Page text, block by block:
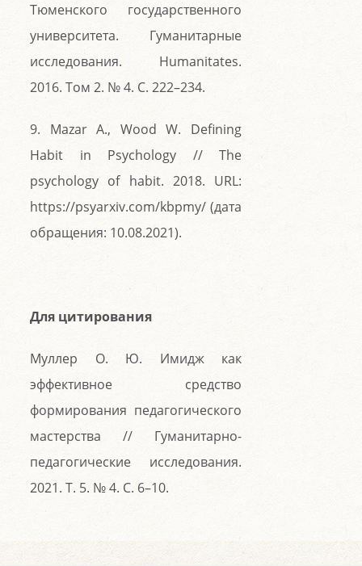
Тюменского государственного
университета. Гуманитарные
исследования. Humanitates.
2016. Том 2. № 4. С. 222–234.
9. Mazar A., Wood W. Defining
Habit in Psychology // The
psychology of habit. 2018. URL:
https://psyarxiv.com/kbpmy/ (дата
обращения: 10.08.2021).
Для цитирования
Муллер О. Ю. Имидж как
эффективное средство
формирования педагогического
мастерства // Гуманитарно-
педагогические исследования.
2021. Т. 5. № 4. С. 6–10.